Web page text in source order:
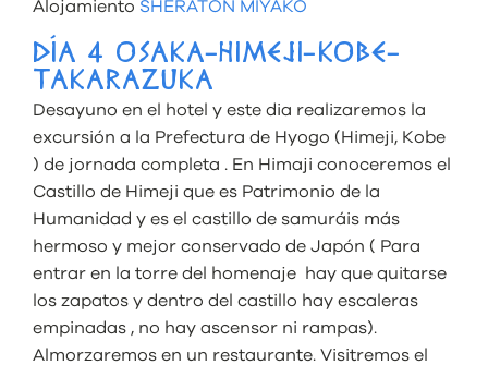
Alojamiento SHERATON MIYAKO
DÍA 4 OSAKA-HIMEJI-KOBE-
TAKARAZUKA
Desayuno en el hotel y este dia realizaremos la
excursión a la Prefectura de Hyogo (Himeji, Kobe
) de jornada completa . En Himaji conoceremos el
Castillo de Himeji que es Patrimonio de la
Humanidad y es el castillo de samuráis más
hermoso y mejor conservado de Japón ( Para
entrar en la torre del homenaje hay que quitarse
los zapatos y dentro del castillo hay escaleras
empinadas , no hay ascensor ni rampas).
Almorzaremos en un restaurante. Visitremos el